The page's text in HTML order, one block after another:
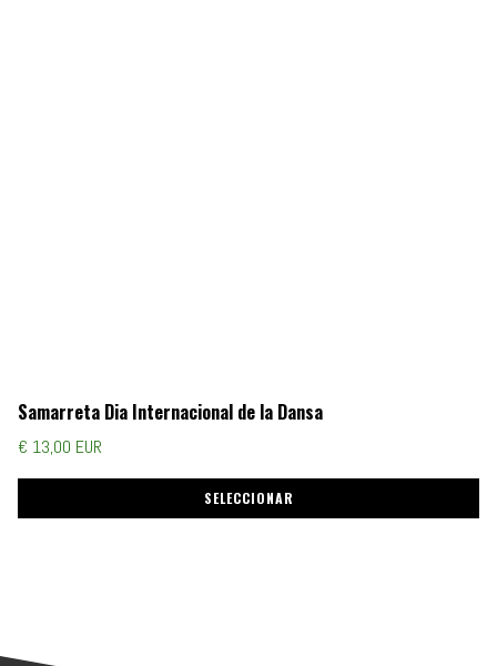
Samarreta Dia Internacional de la Dansa
€ 13,00 EUR
SELECCIONAR